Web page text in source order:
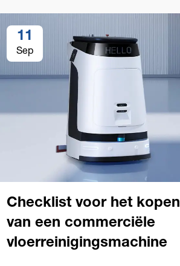
11
Sep
Checklist voor het kopen
van een commerciële
vloerreinigingsmachine